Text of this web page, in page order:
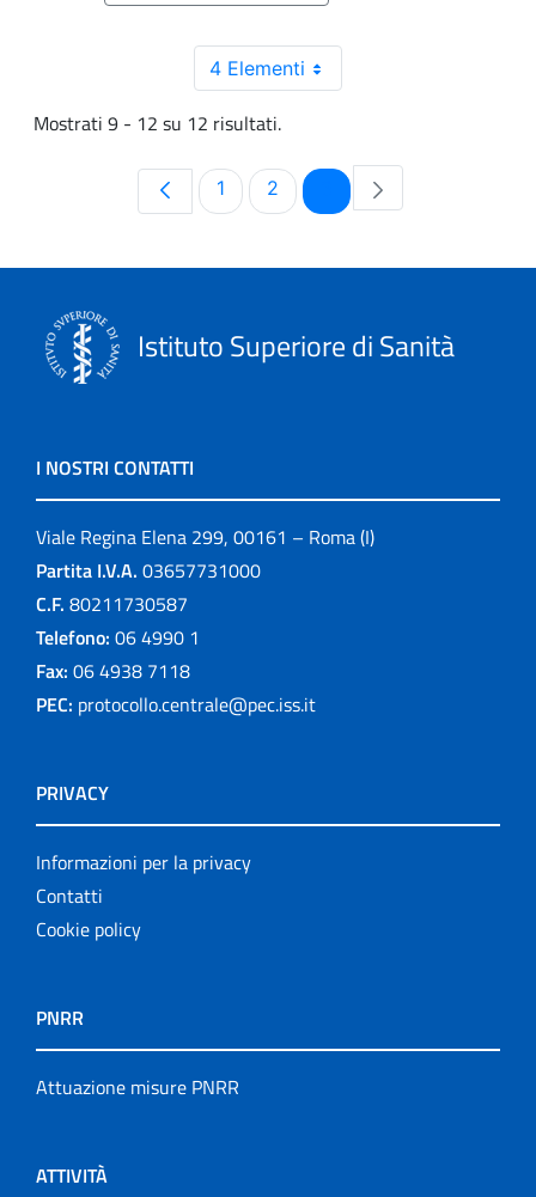
4 Elementi
Mostrati 9 - 12 su 12 risultati.
Pagina
1 Pagina
2 Pagina
Istituto Superiore di Sanità
I NOSTRI CONTATTI
Viale Regina Elena 299, 00161 – Roma (I)
Partita I.V.A. 03657731000
C.F. 80211730587
Telefono: 06 4990 1
Fax: 06 4938 7118
PEC: protocollo.centrale@pec.iss.it
PRIVACY
Informazioni per la privacy
Contatti
Cookie policy
PNRR
Attuazione misure PNRR
ATTIVITÀ